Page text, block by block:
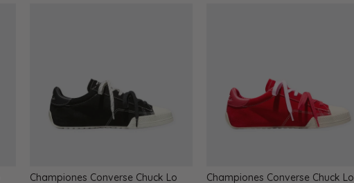
Championes Converse Chuck Lo
Championes Converse Chuck Lo